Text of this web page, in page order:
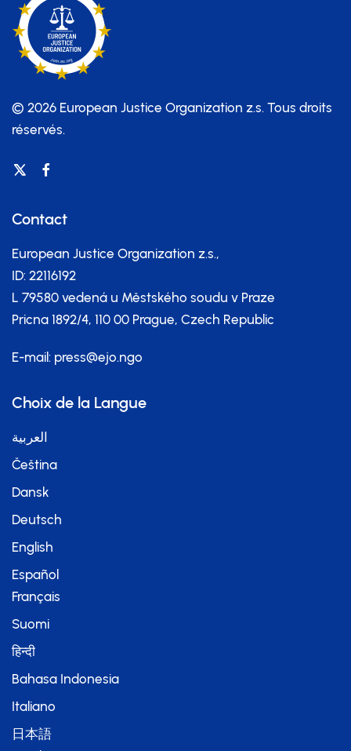
© 2026 European Justice Organization z.s. Tous droits
réservés.
Contact
European Justice Organization z.s.,
ID: 22116192
L 79580 vedená u Městského soudu v Praze
Pricna 1892/4, 110 00 Prague, Czech Republic
E-mail: press@ejo.ngo
Choix de la Langue
العربية
Čeština
Dansk
Deutsch
English
Español
Français
Suomi
हिन्दी
Bahasa Indonesia
Italiano
日本語